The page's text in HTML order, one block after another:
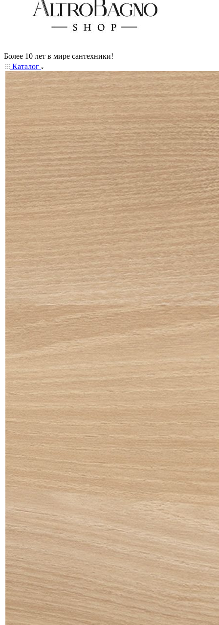
Более 10 лет в мире сантехники!
Каталог